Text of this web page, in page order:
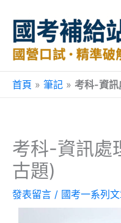
內
首頁 » 筆記 » 考科-資訊
考科-資訊處
古題)
發表留言 / 國考一系列